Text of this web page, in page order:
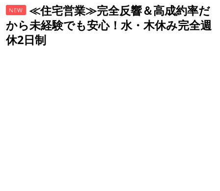
NEW
≪住宅営業≫完全反響＆高成約率だ
から未経験でも安心！水・木休み完全週
休2日制